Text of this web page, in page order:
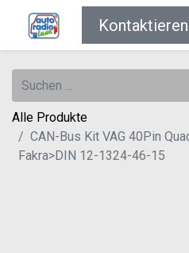
Alle Produkte
CAN-Bus Kit VAG 40Pin
Fakra>DIN 12-1324-46-15